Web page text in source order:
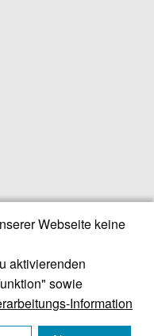
Webseite keine
aktivierenden
sowie
Information